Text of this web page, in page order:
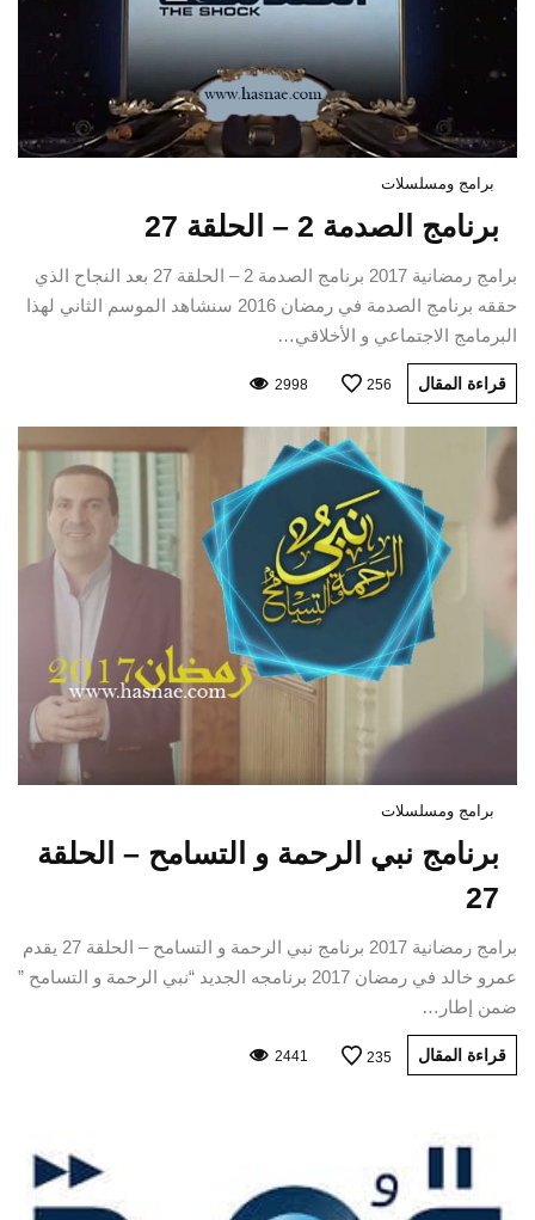
برامج ومسلسلات
برنامج الصدمة 2 – الحلقة 27
برامج رمضانية 2017 برنامج الصدمة 2 – الحلقة 27 بعد النجاح الذي
حققه برنامج الصدمة في رمضان 2016 سنشاهد الموسم الثاني لهذا
البرمامج الاجتماعي و الأخلاقي…
قراءة المقال 256
2998
برامج ومسلسلات
برنامج نبي الرحمة و التسامح – الحلقة
27
برامج رمضانية 2017 برنامج نبي الرحمة و التسامح – الحلقة 27 يقدم
عمرو خالد في رمضان 2017 برنامجه الجديد “نبي الرحمة و التسامح ”
ضمن إطار…
قراءة المقال 235
2441